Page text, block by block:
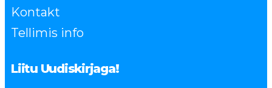
Kontakt
Tellimis info
Liitu Uudiskirjaga!